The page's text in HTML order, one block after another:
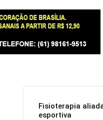
Fisioterapia
esportiva